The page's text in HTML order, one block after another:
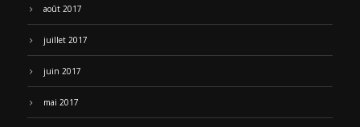
août 2017
juillet 2017
juin 2017
mai 2017